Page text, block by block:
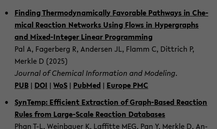
Fin­ding Ther­mo­dy­na­mi­cal­ly Fa­vor­able Pa­thways in Che­
mi­cal Re­ac­tion Net­works Using Flows in Hy­per­graphs
and Mixed-​Integer Li­ne­ar Pro­gramming
Pal A, Fa­ger­berg R, An­der­sen JL, Flamm C, Dittrich P,
Merk­le D (2025)
Jour­nal of Che­mi­cal In­for­ma­ti­on and Mo­de­ling.
PUB | DOI | WoS | Pub­Med | Eu­ro­pe PMC
Syn­Temp: Ef­fi­ci­ent Ex­trac­tion of Graph-​Based Re­ac­tion
Rules from Large-​Scale Re­ac­tion Da­ta­ba­ses
Phan T-L, Wein­bau­er K, Laf­fit­te MEG, Pan Y, Merk­le D, An­